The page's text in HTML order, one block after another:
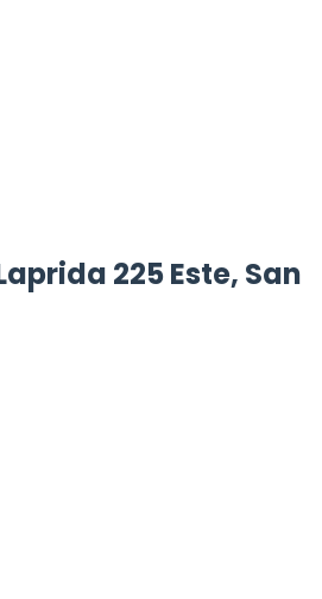
225 Este, San